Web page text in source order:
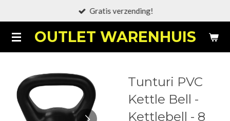
naar
de
OUTLET WARENHUIS
Gratis verzending!
Tunturi PVC
Kettle Bell -
Kettlebell - 8